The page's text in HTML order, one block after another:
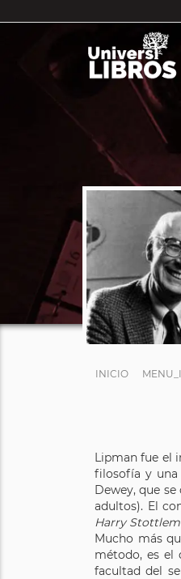
INICIO
Lipman fue el
filosofía y una
Dewey, que
adultos). El
Harry
Mucho más
método, es el
facultad del